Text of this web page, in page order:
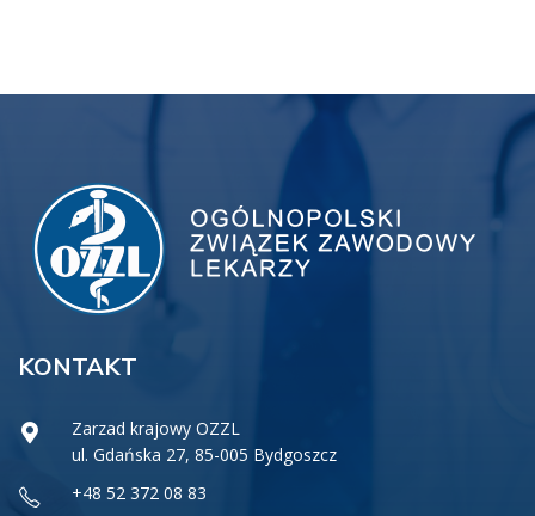
KONTAKT
Zarzad krajowy OZZL
ul. Gdańska 27, 85-005 Bydgoszcz
+48 52 372 08 83